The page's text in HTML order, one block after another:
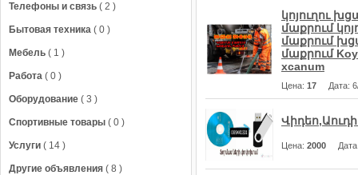
Телефоны и связь ( 2 )
Бытовая техника ( 0 )
Мебель ( 1 )
Работа ( 0 )
Оборудование ( 3 )
Спортивные товары ( 0 )
Услуги ( 14 )
Другие объявления ( 8 )
կոյուղու
մաքրում
մաքրում
մաքրում
xcanum
Цена: 17 Дата:
Цена: 2000 Дата